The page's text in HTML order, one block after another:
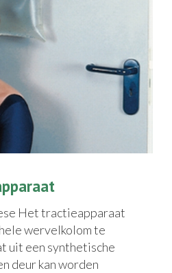
Het tractieapparaat
wervelkolom te
uit een synthetische
deur kan worden